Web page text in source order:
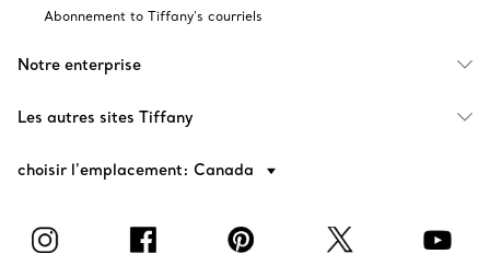
Abonnement to Tiffany's courriels
Notre enterprise
Les autres sites Tiffany
choisir l’emplacement: Canada